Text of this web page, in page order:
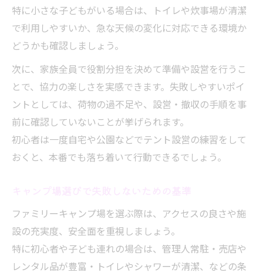
快適なレイアウトでさらに充実するキャンプ
キャンプサイトのレイアウト実例と工夫
家族で過ごしやすい配置のポイント解説
テント設営と快適空間づくりのアイデア
アウトドアリビングで充実するキャンプ体
験
キャンプレイアウトで失敗しない秘訣
特に小さな子どもがいる場合は、トイレや炊事場が清潔
で利用しやすいか、急な天候の変化に対応できる環境か
どうかも確認しましょう。
次に、家族全員で役割分担を決めて準備や設営を行うこ
とで、協力の楽しさを実感できます。失敗しやすいポイ
ントとしては、荷物の過不足や、設営・撤収の手順を事
前に確認していないことが挙げられます。
初心者は一度自宅や公園などでテント設営の練習をして
おくと、本番でも落ち着いて行動できるでしょう。
ファミリーキャンプ場を選ぶ際は、アクセスの良さや施
設の充実度、安全面を重視しましょう。
特に初心者や子ども連れの場合は、管理人常駐・売店や
レンタル品が豊富・トイレやシャワーが清潔、などの条